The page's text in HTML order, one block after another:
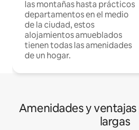
las montañas hasta prácticos
departamentos en el medio
de la ciudad, estos
alojamientos amueblados
tienen todas las amenidades
de un hogar.
Amenidades y
largas